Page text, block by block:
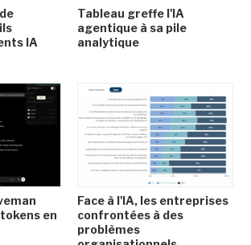
IA
Tableau greffe l'IA
agentique à sa pile
analytique
en
Face à l'IA, les entreprises
confrontées à des
problèmes